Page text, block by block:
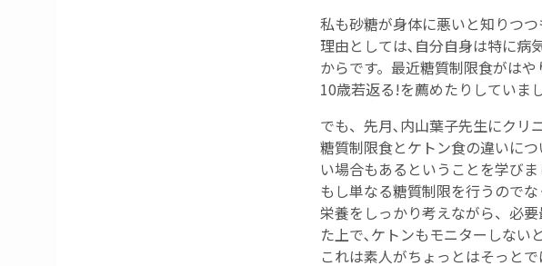
私も砂糖が身体に悪いと知りつ
理由としては､自分自身は特に病
からです。最近糖質制限食がは
10歳若返る!を薦めたりしていまし
でも、先月､内山葉子先生にクリ
糖質制限食とケトン食の違いに
い場合もあるということを学びま
もし単なる糖質制限を行うので
栄養をしっかり考えながら、必
た上で､ケトンもモニターしない
これは素人がちょっとはそっと